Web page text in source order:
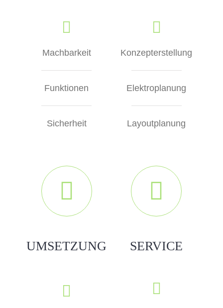
Machbarkeit
Funktionen
Sicherheit
Konzepterstellung
Elektroplanung
Layoutplanung
UMSETZUNG SERVICE